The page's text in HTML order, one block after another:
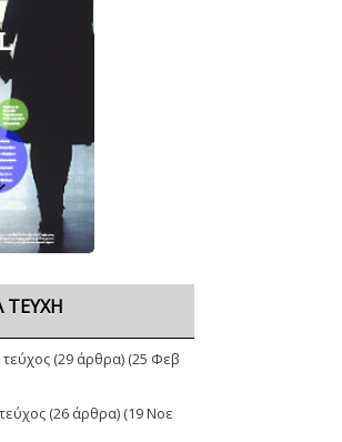
(29 άρθρα) (25 Φεβ
(26 άρθρα) (19 Νοε